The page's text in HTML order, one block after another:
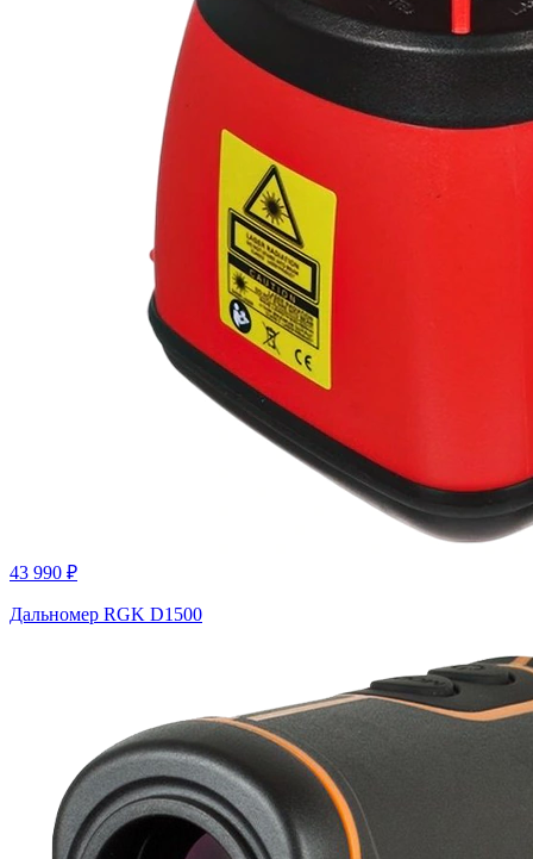
43 990 ₽
Дальномер RGK D1500